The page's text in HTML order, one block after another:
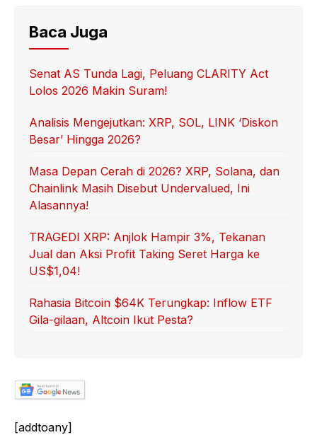
Baca Juga
Senat AS Tunda Lagi, Peluang CLARITY Act
Lolos 2026 Makin Suram!
Analisis Mengejutkan: XRP, SOL, LINK ‘Diskon
Besar’ Hingga 2026?
Masa Depan Cerah di 2026? XRP, Solana, dan
Chainlink Masih Disebut Undervalued, Ini
Alasannya!
TRAGEDI XRP: Anjlok Hampir 3%, Tekanan
Jual dan Aksi Profit Taking Seret Harga ke
US$1,04!
Rahasia Bitcoin $64K Terungkap: Inflow ETF
Gila-gilaan, Altcoin Ikut Pesta?
[addtoany]